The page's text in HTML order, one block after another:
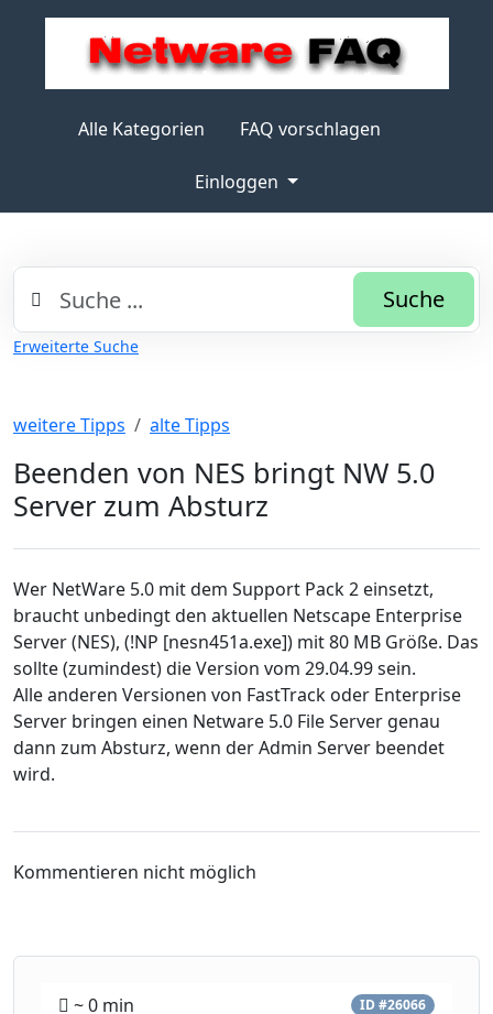
Alle Kategorien FAQ vorschlagen
Einloggen
Suche
Erweiterte Suche
weitere Tipps alte Tipps
Beenden von NES bringt NW 5.0
Server zum Absturz
Wer NetWare 5.0 mit dem Support Pack 2 einsetzt,
braucht unbedingt den aktuellen Netscape Enterprise
Server (NES), (!NP [nesn451a.exe]) mit 80 MB Größe. Das
sollte (zumindest) die Version vom 29.04.99 sein.
Alle anderen Versionen von FastTrack oder Enterprise
Server bringen einen Netware 5.0 File Server genau
dann zum Absturz, wenn der Admin Server beendet
wird.
Kommentieren nicht möglich
~ 0 min ID #26066